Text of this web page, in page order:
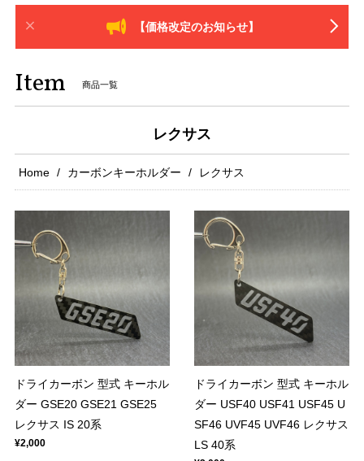
【価格改定のお知らせ】
Item 商品一覧
レクサス
Home カーボンキーホルダー レクサス
ドライカーボン 型式 キーホル
ダー GSE20 GSE21 GSE25
レクサス IS 20系
¥2,000
ドライカーボン 型式 キーホル
ダー USF40 USF41 USF45 U
SF46 UVF45 UVF46 レクサス
LS 40系